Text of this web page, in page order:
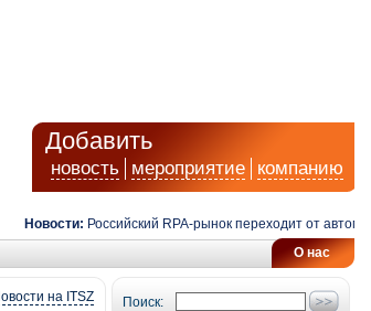
Добавить
новость мероприятие компанию
Новости: Российский RPA-рынок переходит от
О нас
Поиск:
на ITSZ